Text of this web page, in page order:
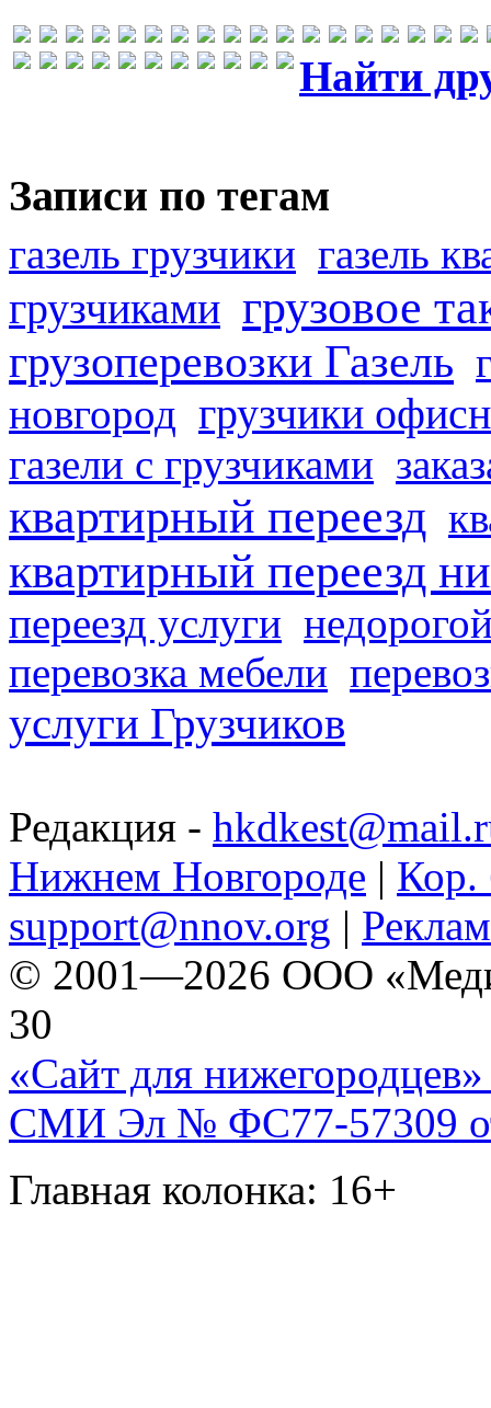
Найти
Записи по тегам
газель грузчики газель
грузчиками грузовое
грузоперевозки Газель
новгород грузчики
газели с грузчиками
квартирный переезд
квартирный переезд
переезд услуги
перевозка мебели
услуги Грузчиков
Редакция -
Нижнем Новгороде | Кор.
support@nnov.org |
© 2001—2026 ООО
30
«Сайт для нижегородцев»
СМИ Эл № ФС77-57309
Главная колонка: 16+